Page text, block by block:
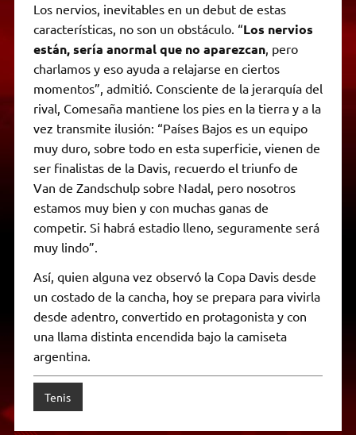
Los nervios, inevitables en un debut de estas
características, no son un obstáculo. “Los nervios
están, sería anormal que no aparezcan, pero
charlamos y eso ayuda a relajarse en ciertos
momentos”, admitió. Consciente de la jerarquía del
rival, Comesaña mantiene los pies en la tierra y a la
vez transmite ilusión: “Países Bajos es un equipo
muy duro, sobre todo en esta superficie, vienen de
ser finalistas de la Davis, recuerdo el triunfo de
Van de Zandschulp sobre Nadal, pero nosotros
estamos muy bien y con muchas ganas de
competir. Si habrá estadio lleno, seguramente será
muy lindo”.
Así, quien alguna vez observó la Copa Davis desde
un costado de la cancha, hoy se prepara para vivirla
desde adentro, convertido en protagonista y con
una llama distinta encendida bajo la camiseta
argentina.
Tenis